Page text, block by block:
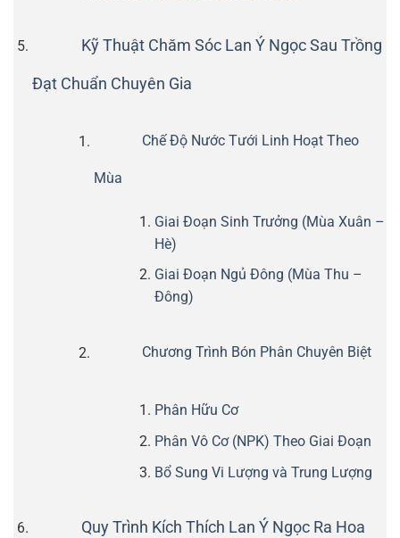
Kỹ Thuật Chăm Sóc Lan Ý Ngọc Sau Trồng
Đạt Chuẩn Chuyên Gia
Chế Độ Nước Tưới Linh Hoạt Theo
Mùa
Giai Đoạn Sinh Trưởng (Mùa Xuân –
Hè)
Giai Đoạn Ngủ Đông (Mùa Thu –
Đông)
Chương Trình Bón Phân Chuyên Biệt
Phân Hữu Cơ
Phân Vô Cơ (NPK) Theo Giai Đoạn
Bổ Sung Vi Lượng và Trung Lượng
Quy Trình Kích Thích Lan Ý Ngọc Ra Hoa